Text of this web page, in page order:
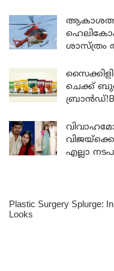
ശാസ്ത്രം
ചെക്ക്
എല്ലാ